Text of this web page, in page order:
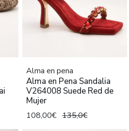
Alma en pena
Alma en Pena Sandalia
V264008 Suede Red de
Mujer
108,00€ 135,0€